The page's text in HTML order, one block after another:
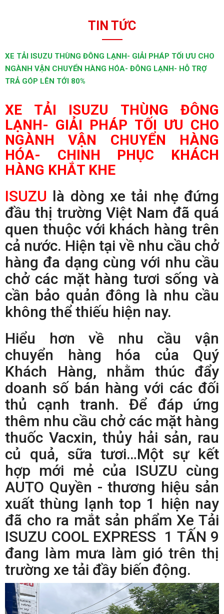
TIN TỨC
XE TẢI ISUZU THÙNG ĐÔNG LẠNH- GIẢI PHÁP TỐI ƯU CHO
NGÀNH VẬN CHUYỂN HÀNG HÓA- ĐÔNG LẠNH- HỖ TRỢ
TRẢ GÓP LÊN TỚI 80%
XE TẢI ISUZU THÙNG ĐÔNG
LẠNH- GIẢI PHÁP TỐI ƯU CHO
NGÀNH VẬN CHUYỂN HÀNG
HÓA- CHINH PHỤC KHÁCH
HÀNG KHẮT KHE
ISUZU là dòng xe tải nhẹ đứng
đầu thị trường Việt Nam đã quá
quen thuộc với khách hàng trên
cả nước. Hiện tại về nhu cầu chở
hàng đa dạng cùng với nhu cầu
chở các mặt hàng tươi sống và
cần bảo quản đông là nhu cầu
không thể thiếu hiện nay.
Hiểu hơn về nhu cầu vận
chuyển hàng hóa của Quý
Khách Hàng, nhằm thúc đẩy
doanh số bán hàng với các đối
thủ cạnh tranh. Để đáp ứng
thêm nhu cầu chở các mặt hàng
thuốc Vacxin, thủy hải sản, rau
củ quả, sữa tươi…Một sự kết
hợp mới mẻ của ISUZU cùng
AUTO Quyền - thương hiệu sản
xuất thùng lạnh top 1 hiện nay
đã cho ra mắt sản phẩm Xe Tải
ISUZU COOL EXPRESS 1 TẤN 9
đang làm mưa làm gió trên thị
trường xe tải đầy biến động.